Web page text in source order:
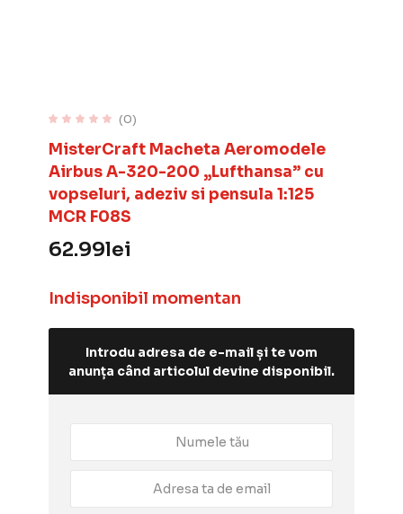
(0)
MisterCraft Macheta Aeromodele
Airbus A-320-200 „Lufthansa” cu
vopseluri, adeziv si pensula 1:125
MCR F08S
62.99lei
Indisponibil momentan
Introdu adresa de e-mail și te vom
anunța când articolul devine disponibil.